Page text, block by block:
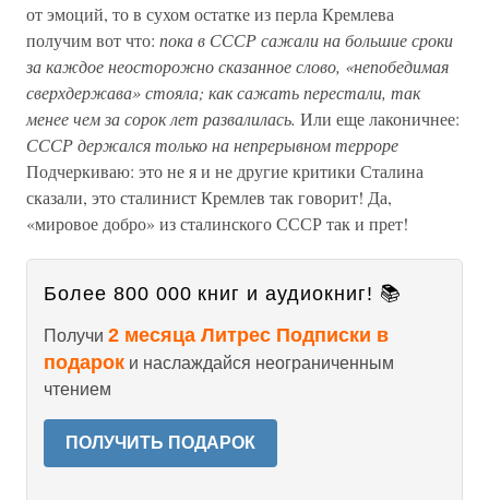
от эмоций, то в сухом остатке из перла Кремлева
получим вот что: пока в СССР сажали на большие сроки
за каждое неосторожно сказанное слово, «непобедимая
сверхдержава» стояла; как сажать перестали, так
менее чем за сорок лет развалилась. Или еще лаконичнее:
СССР держался только на непрерывном терроре
Подчеркиваю: это не я и не другие критики Сталина
сказали, это сталинист Кремлев так говорит! Да,
«мировое добро» из сталинского СССР так и прет!
Более 800 000 книг и аудиокниг! 📚
Получи 2 месяца Литрес Подписки в
подарок и наслаждайся неограниченным
чтением
ПОЛУЧИТЬ ПОДАРОК